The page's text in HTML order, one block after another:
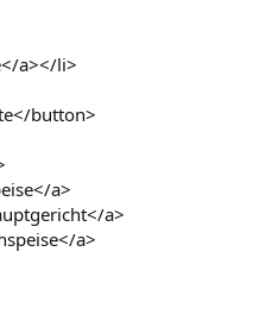
a></li>
button>
a>
a>
a>